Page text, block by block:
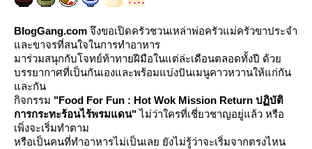
BlogGang.com จึงขอเปิดครัวชวนเหล่าพ่อครัวแม่ครัวขาประจำ
ละขาจรที่สนใจในการทำอาหาร
มาร่วมสนุกกับโจทย์ท้าทายฝีมือในแต่ล่ะเดือนตลอดทั้งปี ด้ว
บรรยากาศที่เป็นกันเองและพร้อมแบ่งปันเมนูคาวหวานให้แก่กัน
ละกัน
กิจกรรม "Food For Fun : Hot Wok Mission Return ปฏิบัติ
การกระทะร้อนไร้พรมแดน"ไม่ว่าใครที่เชี่ยวชาญอยู่แล้ว หรือ
เพิ่งจะเริ่มทำตาม
หรือเป็นคนที่ทำอาหารไม่เป็นเลย ยังไม่รู้ว่าจะเริ่มจากตรงไหน